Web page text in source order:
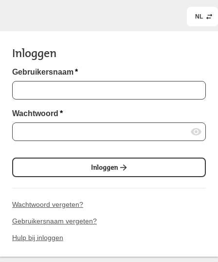
NL
Inloggen
Gebruikersnaam*
Wachtwoord *
Inloggen
Wachtwoord vergeten?
Gebruikersnaam vergeten?
Hulp bij inloggen